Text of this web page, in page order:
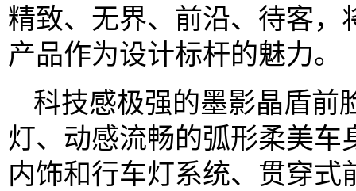
精致、无界、前沿、待客，
产品作为设计标杆的魅力。
科技感极强的墨影晶盾前
灯、动感流畅的弧形柔美车
内饰和行车灯系统、贯穿